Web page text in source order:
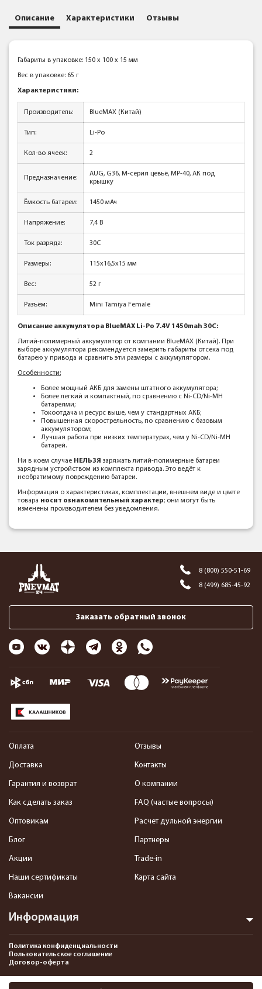
Описание Характеристики Отзывы
Габариты в упаковке: 150 x 100 x 15 мм
Вес в упаковке: 65 г
Характеристики:
Производитель: BlueMAX (Китай)
Тип: Li-Po
Кол-во ячеек: 2
Предназначение:
AUG, G36, М-серия цевьё, MP-40, АК под
крышку
Ёмкость батареи: 1450 мАч
Напряжение: 7,4 В
Ток разряда: 30C
Размеры: 115x16,5x15 мм
Вес: 52 г
Разъём: Mini Tamiya Female
Описание аккумулятора BlueMAX Li-Po 7.4V 1450mah 30C:
Литий-полимерный аккумулятор от компании BlueMAX (Китай). При
выборе аккумулятора рекомендуется замерить габариты отсека под
батарею у привода и сравнить эти размеры с аккумулятором.
Особенности:
Более мощный АКБ для замены штатного аккумулятора;
Более легкий и компактный, по сравнению с Ni-CD/Ni-MH
батареями;
Токоотдача и ресурс выше, чем у стандартных АКБ;
Повышенная скорострельность, по сравнению с базовым
аккумулятором;
Лучшая работа при низких температурах, чем у Ni-CD/Ni-MH
батарей.
Ни в коем случае НЕЛЬЗЯ заряжать литий-полимерные батареи
зарядным устройством из комплекта привода. Это ведёт к
необратимому повреждению батареи.
Информация о характеристиках, комплектации, внешнем виде и цвете
товара носит ознакомительный характер; они могут быть
изменены производителем без уведомления.
8 (800) 550-51-69
8 (499) 685-45-92
Заказать обратный звонок
Информация
Оплата
Доставка
Гарантия и возврат
Как сделать заказ
Оптовикам
Блог
Акции
Наши сертификаты
Вакансии
Отзывы
Контакты
О компании
FAQ (частые вопросы)
Расчет дульной энергии
Партнеры
Trade-in
Карта сайта
Политика конфиденциальности
Пользовательское соглашение
Договор-оферта
2013-2026 Интернет-магазин пневматики, страйкбола и снаряжения–